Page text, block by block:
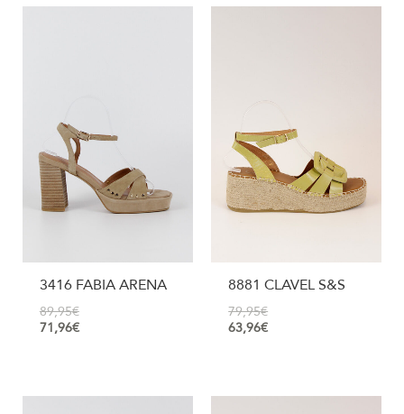
3416 FABIA ARENA
89,95€
71,96€
8881 CLAVEL S&S
79,95€
63,96€